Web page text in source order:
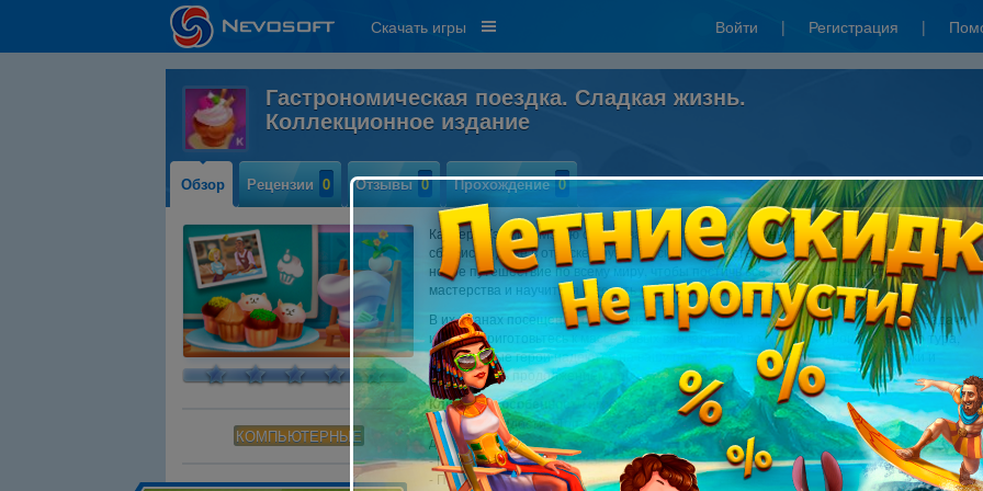
Скачать игры Войти | Регистрация |
Гастрономическая поездка. Сладкая жизнь.
Коллекционное издание
Обзор Рецензии 0 Отзывы 0 Прохождение 0
КОМПЬЮТЕРНЫЕ
Карьера Тэмми и Мэтью складывается удачно - их планы реализовались, мечты
сбылись и даже в отпуске друзья не сидят на месте. Они задумали отправиться в
новое путешествие по всему миру, чтобы постичь все тонкости кондитерского
мастерства и научиться готовить лучшие десерты.
В их планах посещение самых знаменитых кондитерских мира, а также новые задачи
и цели. Приготовьтесь к массе новых впечатлений во время гастрономического тура,
ведь главные герои надеются на вашу помощь. Выясните все секреты выпечки и
насладитесь продолжением популярной серии игр в полной мере!
Ключевые особенности игры:
- Лучшие сладости - Торты, пахлава, шоколадные батончики, мармелад и многое
другое
- Пара молодых рестораторов, которые всегда будут с вами в ваших приключениях
- Продуманный сюжет, красочные комиксы и персонажи